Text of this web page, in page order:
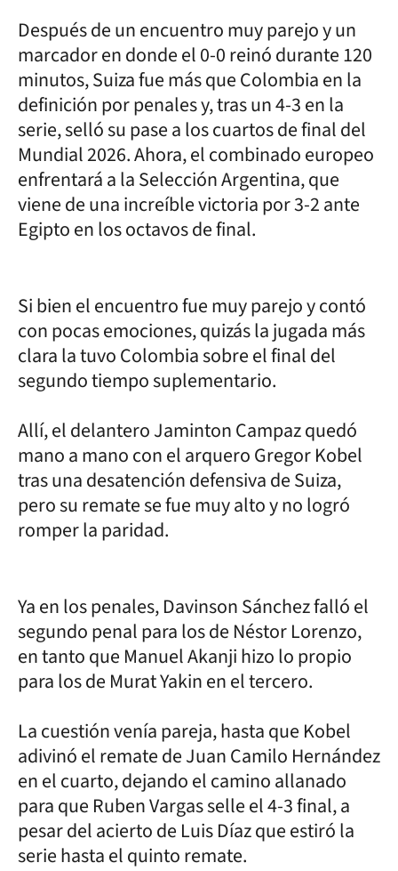
Después de un encuentro muy parejo y un
marcador en donde el 0-0 reinó durante 120
minutos, Suiza fue más que Colombia en la
definición por penales y, tras un 4-3 en la
serie, selló su pase a los cuartos de final del
Mundial 2026. Ahora, el combinado europeo
enfrentará a la Selección Argentina, que
viene de una increíble victoria por 3-2 ante
Egipto en los octavos de final.
Si bien el encuentro fue muy parejo y contó
con pocas emociones, quizás la jugada más
clara la tuvo Colombia sobre el final del
segundo tiempo suplementario.
Allí, el delantero Jaminton Campaz quedó
mano a mano con el arquero Gregor Kobel
tras una desatención defensiva de Suiza,
pero su remate se fue muy alto y no logró
romper la paridad.
Ya en los penales, Davinson Sánchez falló el
segundo penal para los de Néstor Lorenzo,
en tanto que Manuel Akanji hizo lo propio
para los de Murat Yakin en el tercero.
La cuestión venía pareja, hasta que Kobel
adivinó el remate de Juan Camilo Hernández
en el cuarto, dejando el camino allanado
para que Ruben Vargas selle el 4-3 final, a
pesar del acierto de Luis Díaz que estiró la
serie hasta el quinto remate.